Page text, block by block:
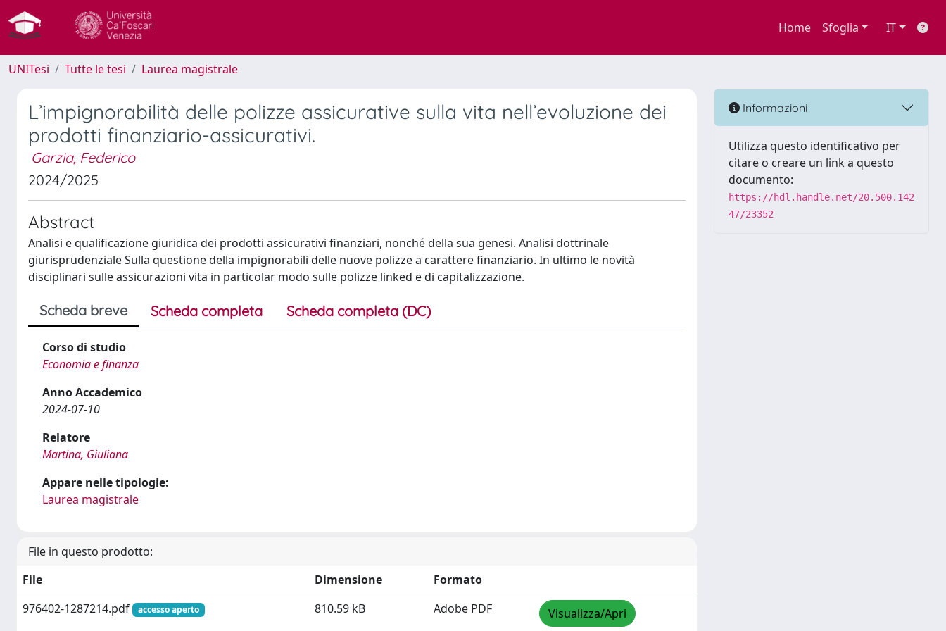
Home Sfoglia IT
UNITesi Tutte le tesi Laurea magistrale
L’impignorabilità delle polizze assicurative sulla vita nell’evoluzione dei
prodotti finanziario-assicurativi.
Garzia, Federico
2024/2025
Abstract
Analisi e qualificazione giuridica dei prodotti assicurativi finanziari, nonché della sua genesi. Analisi dottrinale
giurisprudenziale Sulla questione della impignorabili delle nuove polizze a carattere finanziario. In ultimo le novità
disciplinari sulle assicurazioni vita in particolar modo sulle polizze linked e di capitalizzazione.
Scheda breve Scheda completa Scheda completa (DC)
Corso di studio
Economia e finanza
Anno Accademico
2024-07-10
Relatore
Martina, Giuliana
Appare nelle tipologie:
Laurea magistrale
File in questo prodotto:
File
Dimensione
Formato
976402-1287214.pdf
accesso aperto 810.59 kB Adobe PDF Visualizza/Apri
Informazioni
Utilizza questo identificativo per
citare o creare un link a questo
documento:
https://hdl.handle.net/20.500.142
47/23352